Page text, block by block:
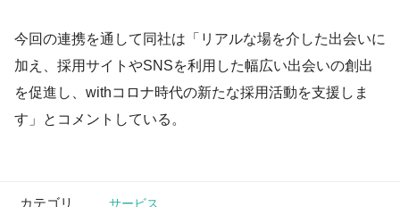
今回の連携を通して同社は「リアルな場を介した出会いに
加え、採用サイトやSNSを利用した幅広い出会いの創出
を促進し、withコロナ時代の新たな採用活動を支援しま
す」とコメントしている。
カテゴリ サービス